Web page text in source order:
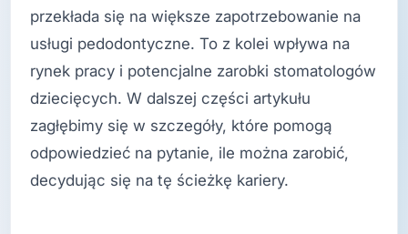
przekłada się na większe zapotrzebowanie na
usługi pedodontyczne. To z kolei wpływa na
rynek pracy i potencjalne zarobki stomatologów
dziecięcych. W dalszej części artykułu
zagłębimy się w szczegóły, które pomogą
odpowiedzieć na pytanie, ile można zarobić,
decydując się na tę ścieżkę kariery.